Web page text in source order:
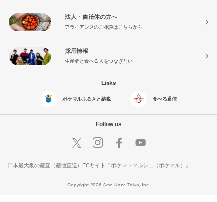
法人・自治体の方へ
アライアンスのご相談はこちらから
採用情報
生産者と食べる人をつなぎたい
Links
ポケマルふるさと納税 食べる通信
Follow us
日本最大級の産直（産地直送）ECサイト『ポケットマルシェ（ポケマル）』
Copyright 2026 Ame Kaze Taiyo, Inc.